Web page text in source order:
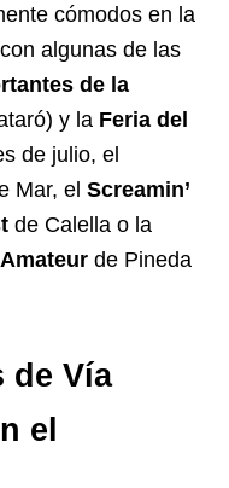
cómodos en la
algunas de las
de la
y la Feria del
de julio, el
Mar, el Screamin’
de Calella o la
de Pineda
de Vía
el